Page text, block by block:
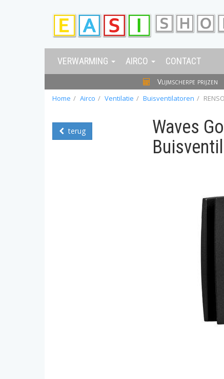
VERWARMING AIRCO CONTACT
Vlijmscherpe prijzen
Home Airco Ventilatie Buisventilatoren
terug
Waves